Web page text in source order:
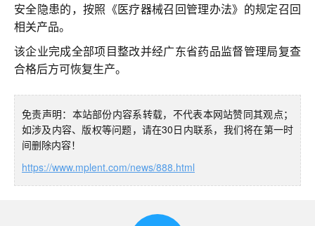
安全隐患的，按照《医疗器械召回管理办法》的规定召回
相关产品。
该企业完成全部项目整改并经广东省药品监督管理局复查
合格后方可恢复生产。
免责声明：本站部份内容系转载，不代表本网站赞同其观点；
如涉及内容、版权等问题，请在30日内联系，我们将在第一时
间删除内容！
https://www.mplent.com/news/888.html